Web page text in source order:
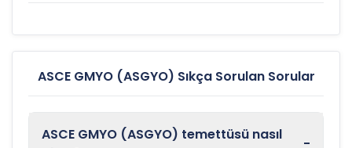
ASCE GMYO (ASGYO) Sıkça Sorulan Sorular
ASCE GMYO (ASGYO) temettüsü nasıl
-